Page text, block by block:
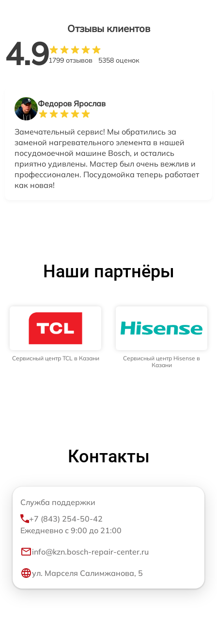
Отзывы клиентов
4.91799 отзывов 5358 оценок
Федоров Ярослав
Замечательный сервис! Мы обратились за
заменой нагревательного элемента в нашей
посудомоечной машине Bosch, и остались
приятно удивлены. Мастер был очень вежлив и
профессионален. Посудомойка теперь работает
как новая!
Наши партнёры
Сервисный центр TCL в Казани
Сервисный центр Hisense в
Казани
Контакты
Служба поддержки
+7 (843) 254-50-42
Ежедневно с 9:00 до 21:00
info@kzn.bosch-repair-center.ru
ул. Марселя Салимжанова, 5